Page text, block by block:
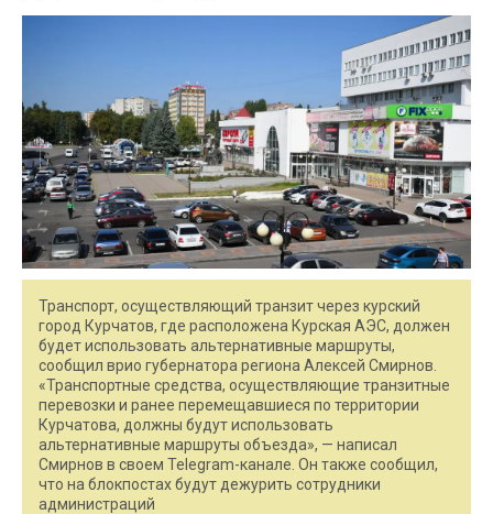
Транспорт, осуществляющий транзит через курский
город Курчатов, где расположена Курская АЭС, должен
будет использовать альтернативные маршруты,
сообщил врио губернатора региона Алексей Смирнов.
«Транспортные средства, осуществляющие транзитные
перевозки и ранее перемещавшиеся по территории
Курчатова, должны будут использовать
альтернативные маршруты объезда», — написал
Смирнов в своем Telegram-канале. Он также сообщил,
что на блокпостах будут дежурить сотрудники
администраций